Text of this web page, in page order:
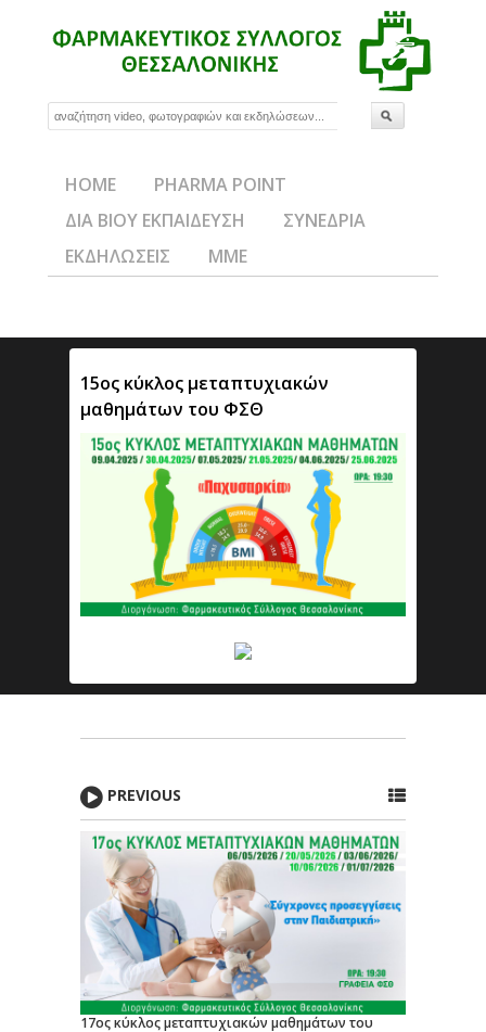
HOME
PHARMA POINT
ΔΙΑ ΒΙΟΥ ΕΚΠΑΙΔΕΥΣΗ
ΣΥΝΕΔΡΙΑ
ΕΚΔΗΛΩΣΕΙΣ
ΜΜΕ
15ος κύκλος μεταπτυχιακών
μαθημάτων του ΦΣΘ
PREVIOUS
17ος κύκλος μεταπτυχιακών μαθημάτων του